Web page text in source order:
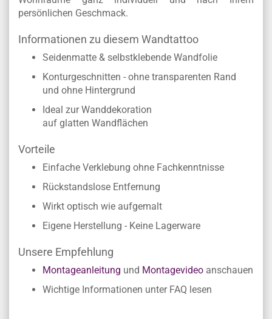
persönlichen Geschmack.
Informationen zu diesem Wandtattoo
Seidenmatte & selbstklebende Wandfolie
Konturgeschnitten - ohne transparenten Rand
und ohne Hintergrund
Ideal zur Wanddekoration
auf glatten Wandflächen
Vorteile
Einfache Verklebung ohne Fachkenntnisse
Rückstandslose Entfernung
Wirkt optisch wie aufgemalt
Eigene Herstellung - Keine Lagerware
Unsere Empfehlung
Montageanleitung und Montagevideo anschauen
Wichtige Informationen unter FAQ lesen